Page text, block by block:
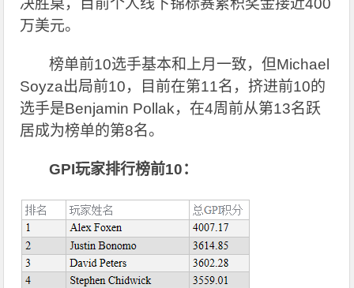
决胜桌，目前个人线下锦标赛累积奖金接近400
万美元。
榜单前10选手基本和上月一致，但Michael
Soyza出局前10，目前在第11名，挤进前10的
选手是Benjamin Pollak，在4周前从第13名跃
居成为榜单的第8名。
GPI玩家排行榜前10：